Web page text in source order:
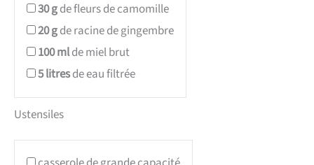
30gde fleurs de camomille
20gde racine de gingembre
100mlde miel brut
5litresde eau filtrée
Ustensiles